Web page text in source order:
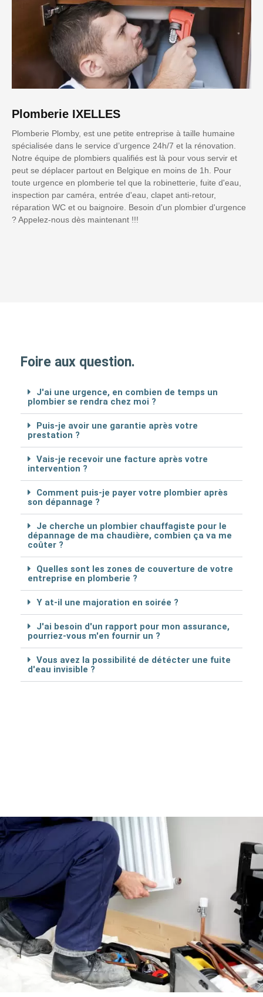
Plomberie IXELLES
Plomberie Plomby, est une petite entreprise à taille humaine
spécialisée dans le service d’urgence 24h/7 et la rénovation.
Notre équipe de plombiers qualifiés est là pour vous servir et
peut se déplacer partout en Belgique en moins de 1h. Pour
toute urgence en plomberie tel que la robinetterie, fuite d'eau,
inspection par caméra, entrée d'eau, clapet anti-retour,
réparation WC et ou baignoire. Besoin d'un plombier d'urgence
? Appelez-nous dès maintenant !!!
Foire aux question.
J'ai une urgence, en combien de temps un
plombier se rendra chez moi ?
Puis-je avoir une garantie après votre
prestation ?
Vais-je recevoir une facture après votre
intervention ?
Comment puis-je payer votre plombier après
son dépannage ?
Je cherche un plombier chauffagiste pour le
dépannage de ma chaudière, combien ça va me
coûter ?
Quelles sont les zones de couverture de votre
entreprise en plomberie ?
Y at-il une majoration en soirée ?
J'ai besoin d'un rapport pour mon assurance,
pourriez-vous m'en fournir un ?
Vous avez la possibilité de détécter une fuite
d'eau invisible ?